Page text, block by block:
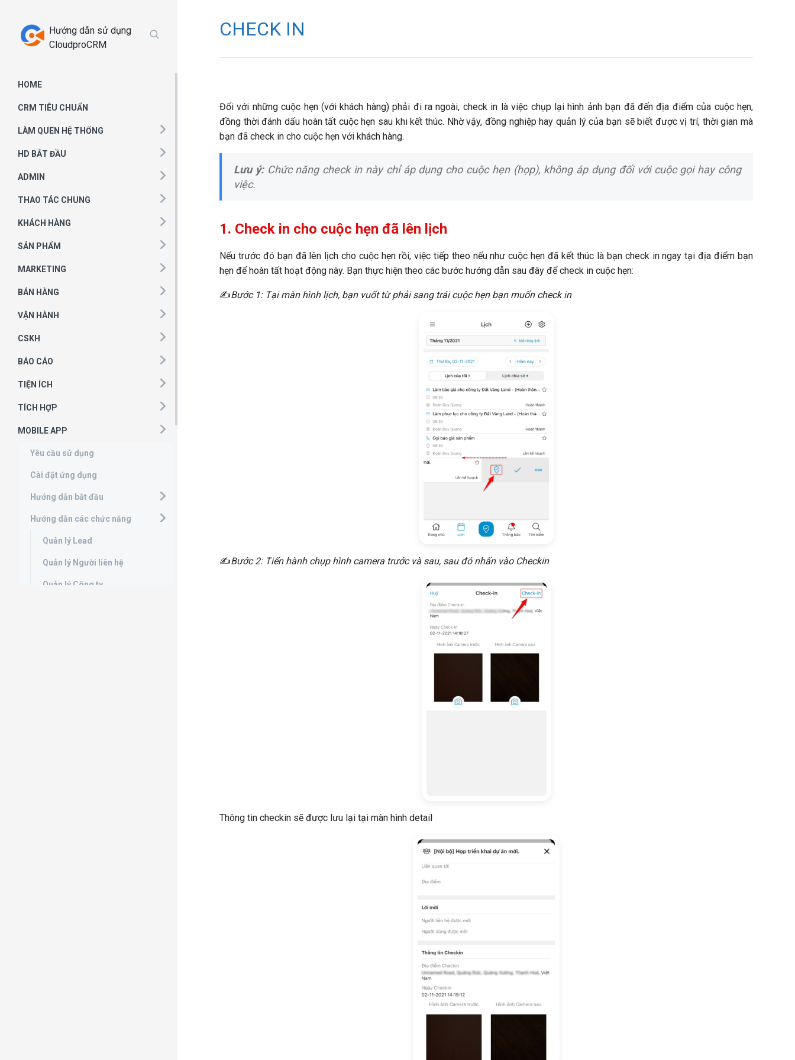
Hướng dẫn sử dụng
CloudproCRM
HOME
CRM TIÊU CHUẨN
LÀM QUEN HỆ THỐNG
HD BẮT ĐẦU
ADMIN
THAO TÁC CHUNG
KHÁCH HÀNG
SẢN PHẨM
MARKETING
BÁN HÀNG
VẬN HÀNH
CSKH
BÁO CÁO
TIỆN ÍCH
TÍCH HỢP
MOBILE APP
Yêu cầu sử dụng
Cài đặt ứng dụng
Hướng dẫn bắt đầu
Hướng dẫn các chức năng
Quản lý Lead
Quản lý Người liên hệ
Quản lý Công ty
CHECK IN
Đối với những cuộc hẹn (với khách hàng) phải đi ra ngoài, check in là việc chụp lại hình ảnh bạn đã đến địa điểm của cuộc hẹn,
đồng thời đánh dấu hoàn tất cuộc hẹn sau khi kết thúc. Nhờ vậy, đồng nghiệp hay quản lý của bạn sẽ biết được vị trí, thời gian mà
bạn đã check in cho cuộc hẹn với khách hàng.
Lưu ý: Chức năng check in này chỉ áp dụng cho cuộc hẹn (họp), không áp dụng đối với cuộc gọi hay công
việc.
1. Check in cho cuộc hẹn đã lên lịch
Nếu trước đó bạn đã lên lịch cho cuộc hẹn rồi, việc tiếp theo nếu như cuộc hẹn đã kết thúc là bạn check in ngay tại địa điểm bạn
hẹn để hoàn tất hoạt động này. Bạn thực hiện theo các bước hướng dẫn sau đây để check in cuộc hẹn:
​✍Bước 1: Tại màn hình lịch, bạn vuốt từ phải sang trái cuộc hẹn bạn muốn check in
​✍Bước 2: Tiến hành chụp hình camera trước và sau, sau đó nhấn vào Checkin
Thông tin checkin sẽ được lưu lại tại màn hình detail